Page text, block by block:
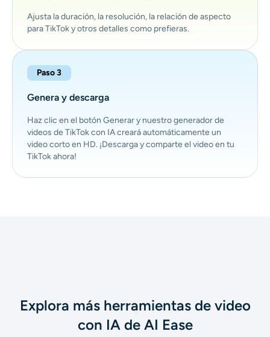
Ajusta la duración, la resolución, la relación de aspecto
para TikTok y otros detalles como prefieras.
Paso 3
Genera y descarga
Haz clic en el botón Generar y nuestro generador de
videos de TikTok con IA creará automáticamente un
video corto en HD. ¡Descarga y comparte el video en tu
TikTok ahora!
Explora más herramientas de video
con IA de AI Ease